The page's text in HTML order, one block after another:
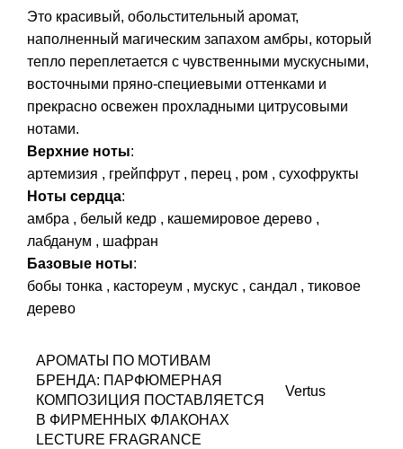
1800 ₽
–
7200 ₽
Это красивый, обольстительный аромат,
наполненный магическим запахом амбры, который
тепло переплетается с чувственными мускусными,
восточными пряно-специевыми оттенками и
прекрасно освежен прохладными цитрусовыми
нотами.
Верхние ноты:
артемизия , грейпфрут , перец , ром , сухофрукты
Ноты сердца:
амбра , белый кедр , кашемировое дерево ,
лабданум , шафран
Базовые ноты:
бобы тонка , кастореум , мускус , сандал , тиковое
дерево
АРОМАТЫ ПО МОТИВАМ
БРЕНДА: ПАРФЮМЕРНАЯ
КОМПОЗИЦИЯ ПОСТАВЛЯЕТСЯ
В ФИРМЕННЫХ ФЛАКОНАХ
LECTURE FRAGRANCE
Vertus